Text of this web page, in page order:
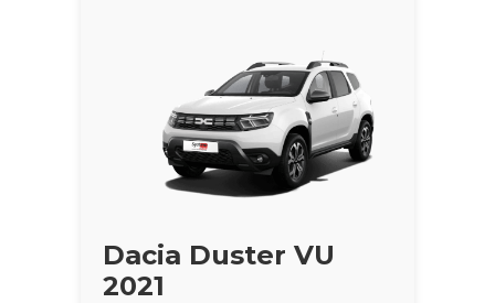
Dacia Duster VU
2021